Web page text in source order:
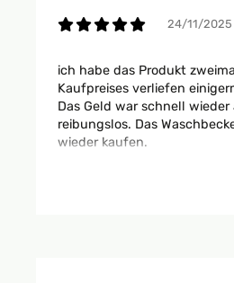
24/11/2025
ich habe das Produkt
Kaufpreises verliefen
Das Geld war schnell
reibungslos. Das
wieder kaufen.
Amazon Benutzer –